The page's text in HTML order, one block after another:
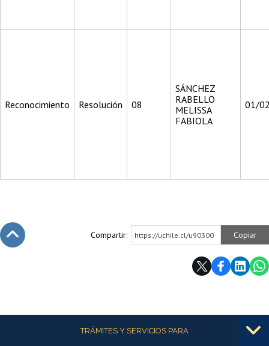
Reconocimiento Resolución 08
SÁNCHEZ
RABELLO
MELISSA
FABIOLA
01/
Compartir: https://uchile.cl/u90300 Copiar
Más informaciónTRÁMITES Y SERVICIOS PARA